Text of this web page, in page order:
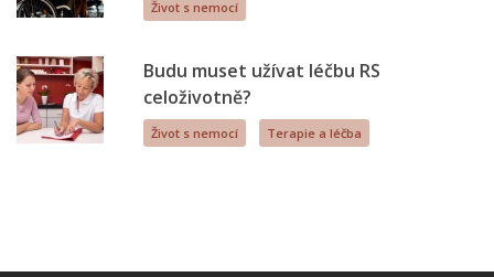
Život s nemocí
Budu muset užívat léčbu RS
celoživotně?
Život s nemocí Terapie a léčba